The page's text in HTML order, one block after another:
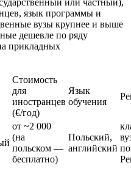
или частный),
язык программы и
вузы крупнее и выше
дешевле по ряду
прикладных
Стоимость
для
иностранцев
(€/год)
Язык
обучения
от ~2 000
(на
польском —
бесплатно)
Польский,
английский